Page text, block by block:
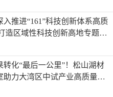
入推进“161”科技创新体系高质
造区域性科技创新高地专题新
录（文+图）
转化“最后一公里”！松山湖材
助力大湾区中试产业高质量发